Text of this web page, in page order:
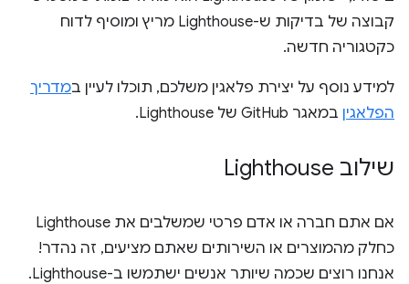
קבוצה של בדיקות ש-Lighthouse מריץ ומוסיף לדוח
כקטגוריה חדשה.
למידע נוסף על יצירת פלאגין משלכם, תוכלו לעיין במדריך
הפלאגין במאגר GitHub של Lighthouse.
שילוב Lighthouse
אם אתם חברה או אדם פרטי שמשלבים את Lighthouse
כחלק מהמוצרים או השירותים שאתם מציעים, זה נהדר!
אנחנו רוצים שכמה שיותר אנשים ישתמשו ב-Lighthouse.